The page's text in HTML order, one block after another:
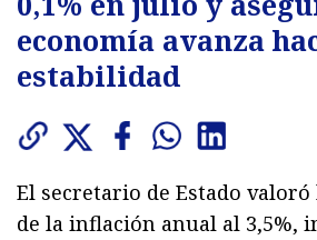
economía avanza
estabilidad
El secretario de Estado
de la inflación anual al 3,5%,